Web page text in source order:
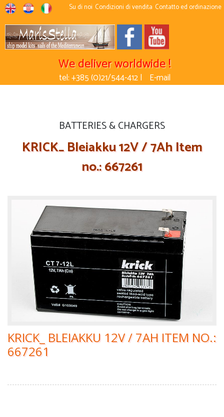
Su di noi Condizioni di vendita Contatto ed ordinazione
We deliver worldwide !
tel: +385 (0)21/544-412 | E-mail
BATTERIES & CHARGERS
KRICK_ Bleiakku 12V / 7Ah Item
no.: 667261
KRICK_ BLEIAKKU 12V / 7AH ITEM NO.:
667261